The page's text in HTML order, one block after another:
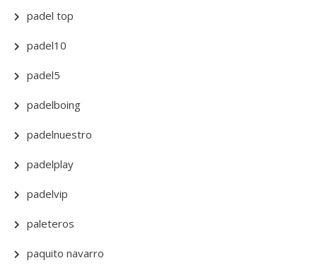
padel top
padel10
padel5
padelboing
padelnuestro
padelplay
padelvip
paleteros
paquito navarro